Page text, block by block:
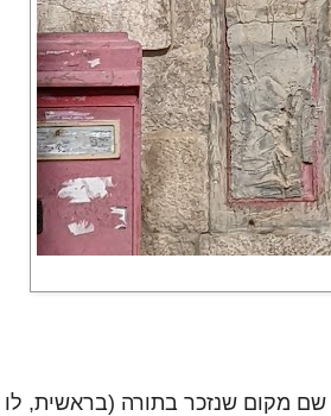
שם מקום שנזכר בתורה (בראשית, לו